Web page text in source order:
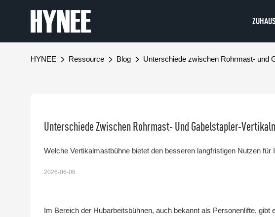
HYNEE Ressource Blog Unterschiede zwischen Rohrmast- und
Unterschiede Zwischen Rohrmast- Und Gabelstapler-
Welche Vertikalmastbühne bietet den besseren langfristigen Nutzen
2026-06-06
Im Bereich der Hubarbeitsbühnen, auch bekannt als Personenlifte,